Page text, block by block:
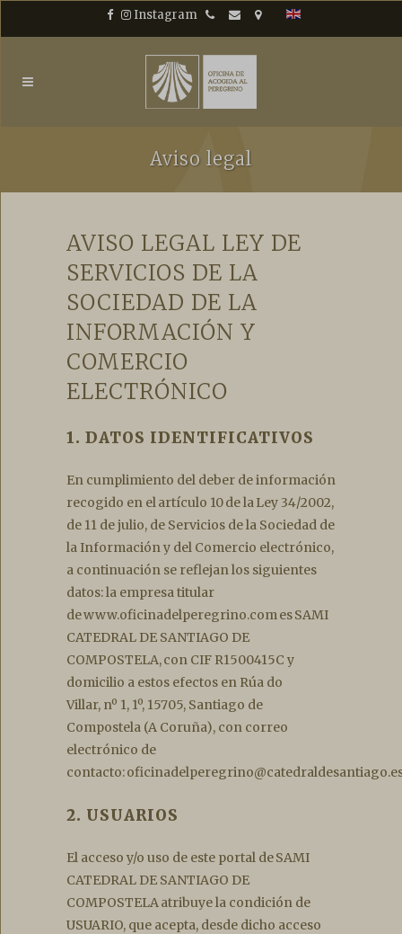
al
Instagram Teléfono
+34 981 56 88 46
EmailUbicación
latitud: 42.881686
Aviso legal
AVISO LEGAL LEY DE
SERVICIOS DE LA
SOCIEDAD DE LA
INFORMACIÓN Y
COMERCIO
ELECTRÓNICO
1. DATOS IDENTIFICATIVOS
En cumplimiento del deber de información
recogido en el artículo 10 de la Ley 34/2002,
de 11 de julio, de Servicios de la Sociedad de
la Información y del Comercio electrónico,
a continuación se reflejan los siguientes
datos: la empresa titular
de www.oficinadelperegrino.com es SAMI
CATEDRAL DE SANTIAGO DE
COMPOSTELA, con CIF R1500415C y
domicilio a estos efectos en Rúa do
Villar, nº 1, 1º, 15705, Santiago de
Compostela (A Coruña), con correo
electrónico de
contacto:
2. USUARIOS
El acceso y/o uso de este portal de SAMI
CATEDRAL DE SANTIAGO DE
COMPOSTELA atribuye la condición de
USUARIO, que acepta, desde dicho acceso